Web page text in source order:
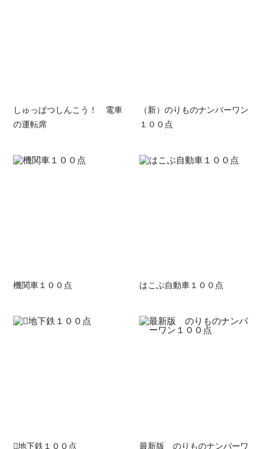
しゅっぱつしんこう！ 電車
の運転席
（新）のりものナンバーワン
１００点
機関車１００点 はこぶ自動車１００点
地下鉄１００点
最新版 のりものナンバーワ